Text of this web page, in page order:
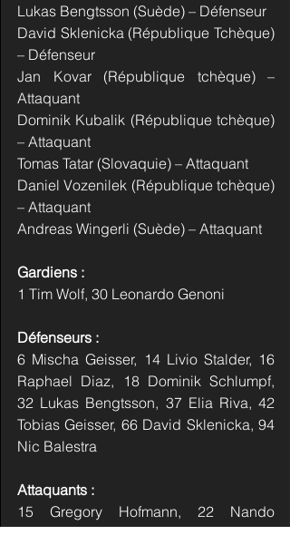
Lukas Bengtsson (Suède) – Défenseur
David Sklenicka (République Tchèque)
– Défenseur
Jan Kovar (République tchèque) –
Attaquant
Dominik Kubalik (République tchèque)
– Attaquant
Tomas Tatar (Slovaquie) – Attaquant
Daniel Vozenilek (République tchèque)
– Attaquant
Andreas Wingerli (Suède) – Attaquant
Gardiens :
1 Tim Wolf, 30 Leonardo Genoni
Défenseurs :
6 Mischa Geisser, 14 Livio Stalder, 16
Raphael Diaz, 18 Dominik Schlumpf,
32 Lukas Bengtsson, 37 Elia Riva, 42
Tobias Geisser, 66 David Sklenicka, 94
Nic Balestra
Attaquants :
15 Gregory Hofmann, 22 Nando